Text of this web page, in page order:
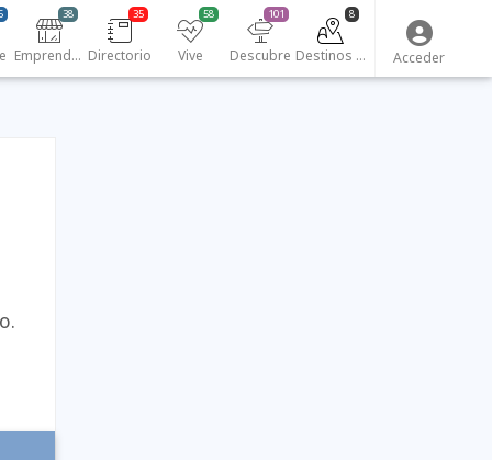
Emprendedores
38
Directorio
35
Vive
58
Descubre
101
Destinos turísticos
8
Acceder